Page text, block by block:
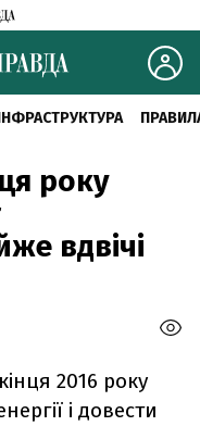
року
вдвічі
2016 року
і довести